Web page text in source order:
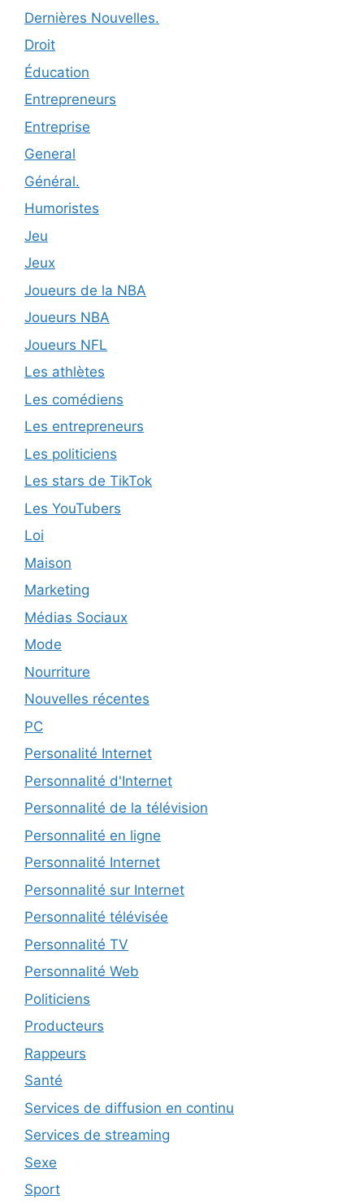
Dernières Nouvelles.
Droit
Éducation
Entrepreneurs
Entreprise
General
Général.
Humoristes
Jeu
Jeux
Joueurs de la NBA
Joueurs NBA
Joueurs NFL
Les athlètes
Les comédiens
Les entrepreneurs
Les politiciens
Les stars de TikTok
Les YouTubers
Loi
Maison
Marketing
Médias Sociaux
Mode
Nourriture
Nouvelles récentes
PC
Personalité Internet
Personnalité d'Internet
Personnalité de la télévision
Personnalité en ligne
Personnalité Internet
Personnalité sur Internet
Personnalité télévisée
Personnalité TV
Personnalité Web
Politiciens
Producteurs
Rappeurs
Santé
Services de diffusion en continu
Services de streaming
Sexe
Sport